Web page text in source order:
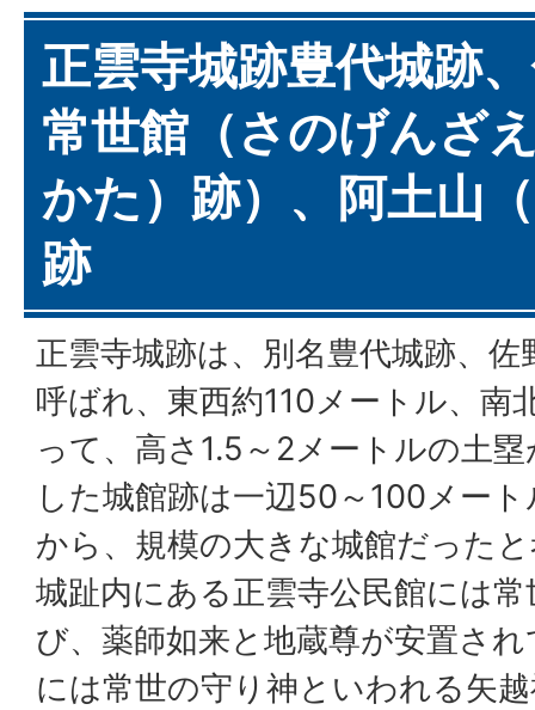
正雲寺城跡豊代城跡
常世館（さのげんざ
かた）跡）、阿土山
跡
正雲寺城跡は、別名豊代城跡、
呼ばれ、東西約110メートル、南
って、高さ1.5～2メートルの土
した城館跡は一辺50～100メー
から、規模の大きな城館だった
城趾内にある正雲寺公民館には
び、薬師如来と地蔵尊が安置さ
には常世の守り神といわれる矢